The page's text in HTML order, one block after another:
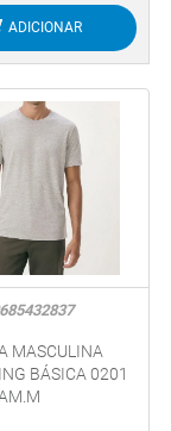
ADICIONAR
MASCULINA
BÁSICA 0201